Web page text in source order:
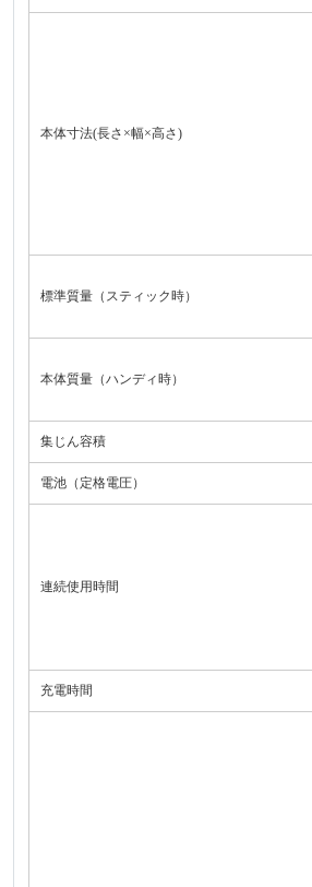
本体寸法(長さ×幅×高さ)
標準質量（スティック時）
本体質量（ハンディ時）
集じん容積
電池（定格電圧）
連続使用時間
充電時間